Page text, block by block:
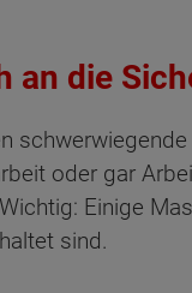
an die
oder gar
Einige
sind.